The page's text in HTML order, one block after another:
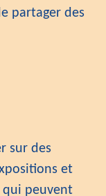
partager des
sur des
et
qui peuvent